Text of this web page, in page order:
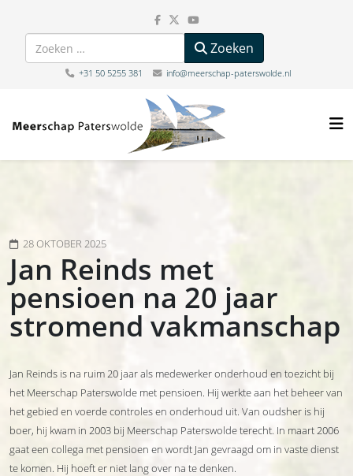
Zoeken Zoeken
+31 50 5255 381 info@meerschap-paterswolde.nl
28 OKTOBER 2025
Jan Reinds met
pensioen na 20 jaar
stromend vakmanschap
Jan Reinds is na ruim 20 jaar als medewerker onderhoud en toezicht bij
het Meerschap Paterswolde met pensioen. Hij werkte aan het beheer van
het gebied en voerde controles en onderhoud uit. Van oudsher is hij
boer, hij kwam in 2003 bij Meerschap Paterswolde terecht. In maart 2006
gaat een collega met pensioen en wordt Jan gevraagd om in vaste dienst
te komen. Hij hoeft er niet lang over na te denken.